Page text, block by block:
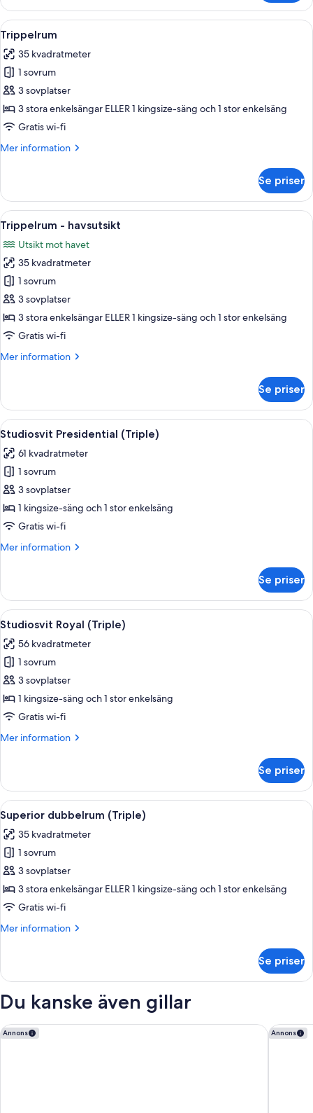
-
viss
havsutsikt
Öppna
alla
foton
för
Trippelrum
Ett modernt hotellrum med en stor
3
Trippelrum
35 kvadratmeter
1 sovrum
3 sovplatser
3 stora enkelsängar ELLER 1 kingsize-säng och 1 stor enkelsäng
Gratis wi-fi
Mer information
Mer
Se priser
Öppna
alla
foton
för
Trippelrum
-
havsutsikt
Ett modernt hotellrum med en stor
5
Trippelrum - havsutsikt
Utsikt mot havet
35 kvadratmeter
1 sovrum
3 sovplatser
3 stora enkelsängar ELLER 1 kingsize-säng och 1 stor enkelsäng
Gratis wi-fi
Mer information
Mer
-
havsutsikt
Se priser
Öppna
alla
foton
för
Studiosvit
Presidential
(Triple)
En takterrass med ett bubbelbad,
8
Studiosvit Presidential (Triple)
61 kvadratmeter
1 sovrum
3 sovplatser
1 kingsize-säng och 1 stor enkelsäng
Gratis wi-fi
Mer information
Mer
Presidential
(Triple)
Se priser
Öppna
alla
foton
för
Studiosvit
Royal
(Triple)
Ett hotellrum med en stor balkong,
8
Studiosvit Royal (Triple)
56 kvadratmeter
1 sovrum
3 sovplatser
1 kingsize-säng och 1 stor enkelsäng
Gratis wi-fi
Mer information
Mer
Royal
(Triple)
Se priser
Öppna
alla
foton
för
Superior
dubbelrum
(Triple)
Ett modernt hotellrum med en
5
Superior dubbelrum (Triple)
35 kvadratmeter
1 sovrum
3 sovplatser
3 stora enkelsängar ELLER 1 kingsize-säng och 1 stor enkelsäng
Gratis wi-fi
Mer information
Mer
dubbelrum
Se priser
Du kanske även gillar
Annons
Zel Fuerteventura - Adults Only Annons
Hotel